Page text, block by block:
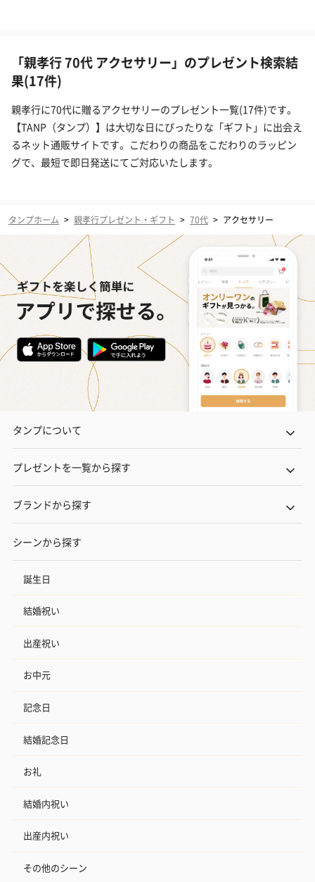
「親孝行 70代 アクセサリー」のプレゼント検索結
果(17件)
親孝行に70代に贈るアクセサリーのプレゼント一覧(17件)です。
【TANP（タンプ）】は大切な日にぴったりな「ギフト」に出会え
るネット通販サイトです。こだわりの商品をこだわりのラッピン
グで、最短で即日発送にてご対応いたします。
タンプホーム > 親孝行プレゼント・ギフト > 70代 > アクセサリー
タンプについて
プレゼントを一覧から探す
ブランドから探す
シーンから探す
誕生日
結婚祝い
出産祝い
お中元
記念日
結婚記念日
お礼
結婚内祝い
出産内祝い
その他のシーン